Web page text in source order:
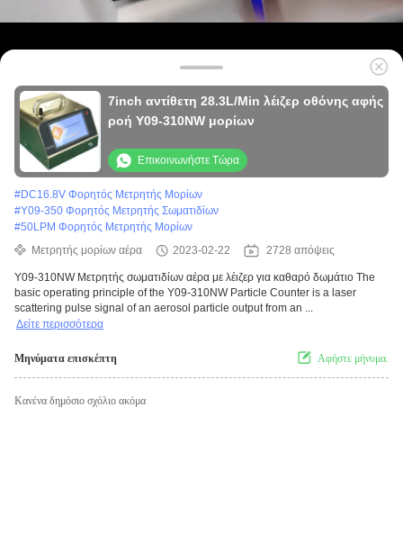
7inch αντίθετη 28.3L/Min λέιζερ οθόνης αφής
ροή Y09-310NW μορίων
Επικοινωνήστε Τώρα
#DC16.8V Φορητός Μετρητής Μορίων
#Y09-350 Φορητός Μετρητής Σωματιδίων
#50LPM Φορητός Μετρητής Μορίων
Μετρητής μορίων αέρα
2023-02-22 2728 απόψεις
Y09-310NW Μετρητής σωματιδίων αέρα με λέιζερ για καθαρό δωμάτιο The
basic operating principle of the Y09-310NW Particle Counter is a laser
scattering pulse signal of an aerosol particle output from an ...
Δείτε περισσότερα
Μηνύματα επισκέπτη Αφήστε μήνυμα.
Κανένα δημόσιο σχόλιο ακόμα